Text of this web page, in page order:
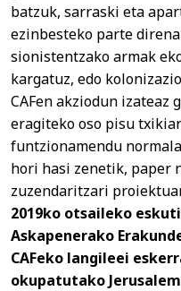
batzuk, sarraski eta
ezinbesteko parte
sionistentzako armak
kargatuz, edo
CAFen akziodun izateaz
eragiteko oso pisu
funtzionamendu
hori hasi zenetik, paper
zuzendaritzari
2019ko otsaileko
Askapenerako
CAFeko langileei
okupatutako